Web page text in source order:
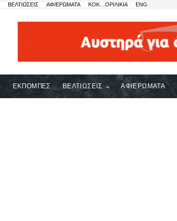
ΒΕΛΤΙΩΣΕΙΣ ΑΦΙΕΡΩΜΑΤΑ ΚΟΚ…ΟΡΙΛΙΚΙΑ ENG
ΕΚΠΟΜΠΕΣ ΒΕΛΤΙΩΣΕΙΣ ΑΦΙΕΡΩΜΑΤΑ